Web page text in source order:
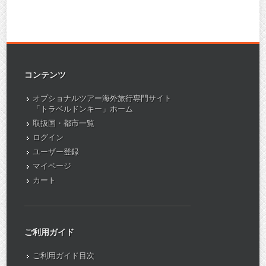
コンテンツ
オプショナルツアー海外旅行専門サイト
「トラベルドンキー」ホーム
取扱国・都市一覧
ログイン
ユーザー登録
マイページ
カート
ご利用ガイド
ご利用ガイド目次